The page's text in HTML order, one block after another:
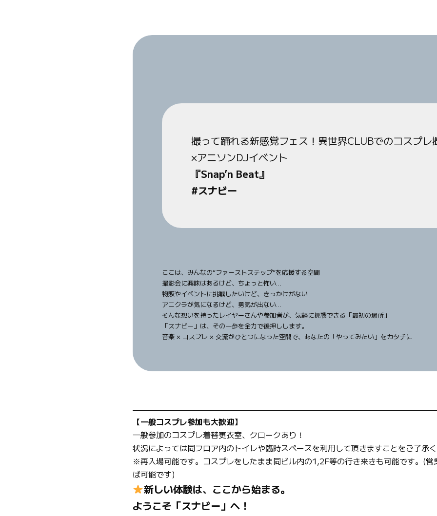
撮って踊れる新感覚フェス！異世界CLUBでのコスプレ
×アニソンDJイベント
『Snap’n Beat』
#スナビー
ここは、みんなの“ファーストステップ”を応援する空間
撮影会に興味はあるけど、ちょっと怖い…
物販やイベントに挑戦したいけど、きっかけがない…
アニクラが気になるけど、勇気が出ない…
そんな想いを持ったレイヤーさんや参加者が、気軽に挑戦できる「最初の場所」
「スナビー」は、その一歩を全力で後押しします。
音楽 × コスプレ × 交流がひとつになった空間で、あなたの「やってみたい」をカタチに
【一般コスプレ参加も大歓迎】
一般参加のコスプレ着替更衣室、クロークあり！
状況によっては同フロア内のトイレや臨時スペースを利用して頂きますことをご了承
※再入場可能です。コスプレをしたまま同ビル内の1,2F等の行き来きも可能です。(営
ば可能です)
新しい体験は、ここから始まる。
ようこそ「スナビー」へ！